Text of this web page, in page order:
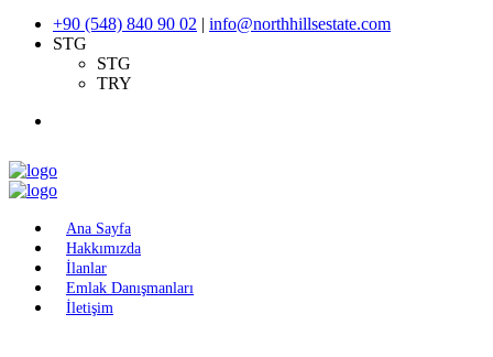
+90 (548) 840 90 02 | info@northhillsestate.com
STG
STG
TRY
Ana Sayfa
Hakkımızda
İlanlar
Emlak Danışmanları
İletişim